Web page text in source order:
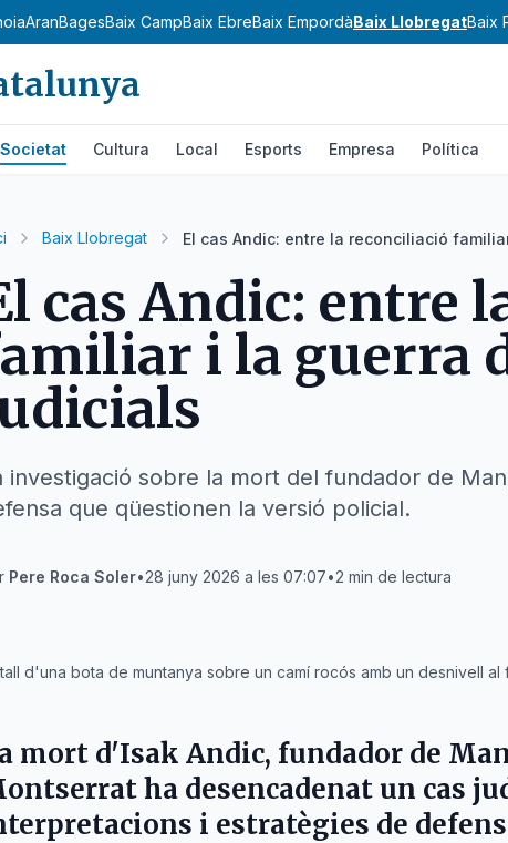
AranBagesBaix CampBaix EbreBaix EmpordàBaix LlobregatBaix
Societat Cultura Local Esports Empresa Política
Baix Llobregat El cas Andic: entre la reconciliació
cas Andic: entre
i la guerra
investigació sobre la mort del fundador de
que qüestionen la versió policial.
Pere Roca Soler•28 juny 2026 a les 07:07•2 min de lectura
d'una bota de muntanya sobre un camí rocós amb un desnivell al
mort d'Isak Andic, fundador de
ha desencadenat un cas
i estratègies de